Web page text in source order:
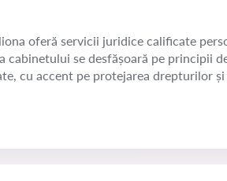
oferă servicii juridice calificate
cabinetului se desfășoară pe principii
cu accent pe protejarea drepturilor